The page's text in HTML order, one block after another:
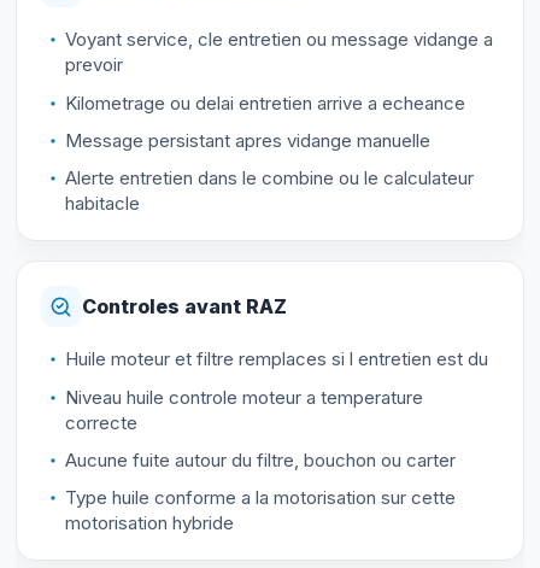
Voyant service, cle entretien ou message vidange a
prevoir
Kilometrage ou delai entretien arrive a echeance
Message persistant apres vidange manuelle
Alerte entretien dans le combine ou le calculateur
habitacle
Controles avant RAZ
Huile moteur et filtre remplaces si l entretien est du
Niveau huile controle moteur a temperature
correcte
Aucune fuite autour du filtre, bouchon ou carter
Type huile conforme a la motorisation sur cette
motorisation hybride